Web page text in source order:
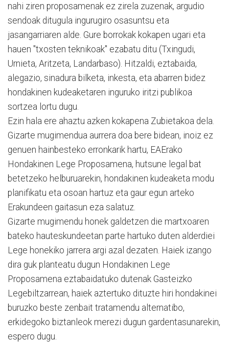
nahi ziren proposamenak ez zirela zuzenak, argudio
sendoak ditugula ingurugiro osasuntsu eta
jasangarriaren alde. Gure borrokak kokapen ugari eta
hauen "txosten teknikoak" ezabatu ditu (Txingudi,
Urnieta, Aritzeta, Landarbaso). Hitzaldi, eztabaida,
alegazio, sinadura bilketa, inkesta, eta abarren bidez
hondakinen kudeaketaren inguruko iritzi publikoa
sortzea lortu dugu.
Ezin hala ere ahaztu azken kokapena Zubietakoa dela.
Gizarte mugimendua aurrera doa bere bidean, inoiz ez
genuen hainbesteko erronkarik hartu, EAErako
Hondakinen Lege Proposamena, hutsune legal bat
betetzeko helburuarekin, hondakinen kudeaketa modu
planifikatu eta osoan hartuz eta gaur egun arteko
Erakundeen gaitasun eza salatuz.
Gizarte mugimendu honek galdetzen die martxoaren
bateko hauteskundeetan parte hartuko duten alderdiei
Lege honekiko jarrera argi azal dezaten. Haiek izango
dira guk planteatu dugun Hondakinen Lege
Proposamena eztabaidatuko dutenak Gasteizko
Legebiltzarrean, haiek aztertuko dituzte hiri hondakinei
buruzko beste zenbait tratamendu alternatibo,
erkidegoko biztanleok merezi dugun gardentasunarekin,
espero dugu.